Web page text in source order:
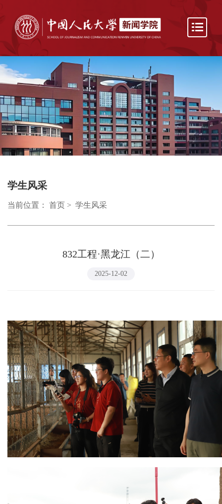
学生风采
当前位置： 首页 > 学生风采
832工程·黑龙江（二）
2025-12-02